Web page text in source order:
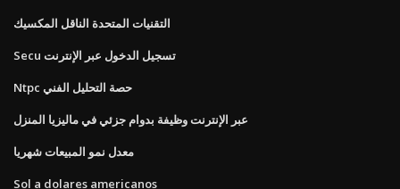
التقنيات المتحدة الناقل المكسيك
Secu تسجيل الدخول عبر الإنترنت
Ntpc حصة التحليل الفني
عبر الإنترنت وظيفة بدوام جزئي في ماليزيا المنزل
معدل نمو المبيعات شهريا
Sol a dolares americanos